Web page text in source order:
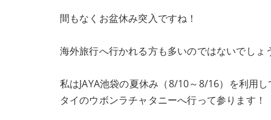
間もなくお盆休み突入ですね！
海外旅行へ行かれる方も多いのではないでしょ
私はJAYA池袋の夏休み（8/10～8/16）を利用し
タイのウボンラチャタニーへ行って参ります！